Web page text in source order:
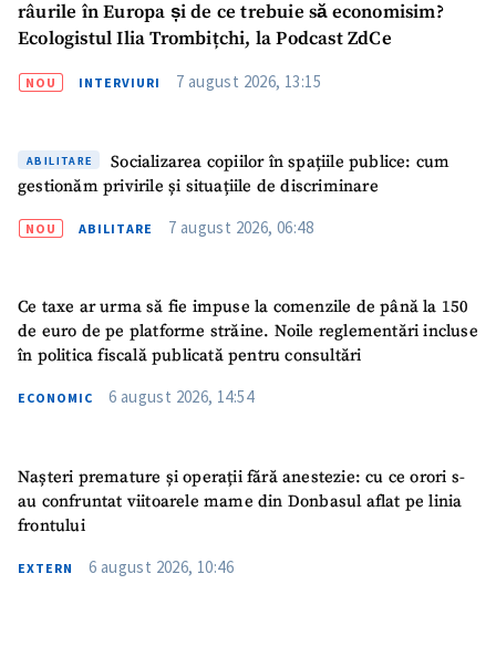
râurile în Europa și de ce trebuie să economisim?
Ecologistul Ilia Trombițchi, la Podcast ZdCe
NOU INTERVIURI 7 august 2026, 13:15
ABILITARE
Socializarea copiilor în spațiile publice: cum
gestionăm privirile și situațiile de discriminare
NOU ABILITARE 7 august 2026, 06:48
Ce taxe ar urma să fie impuse la comenzile de până la 150
de euro de pe platforme străine. Noile reglementări incluse
în politica fiscală publicată pentru consultări
ECONOMIC 6 august 2026, 14:54
Nașteri premature și operații fără anestezie: cu ce orori s-
au confruntat viitoarele mame din Donbasul aflat pe linia
frontului
EXTERN 6 august 2026, 10:46
ȘTIREA MEA